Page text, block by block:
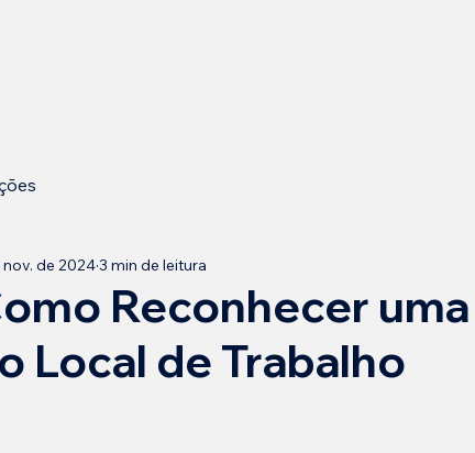
Reconhecer
Local de Trabalho
nov. de 20243 min de leitura